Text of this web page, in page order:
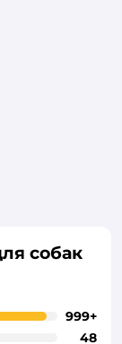
собак
999+
48